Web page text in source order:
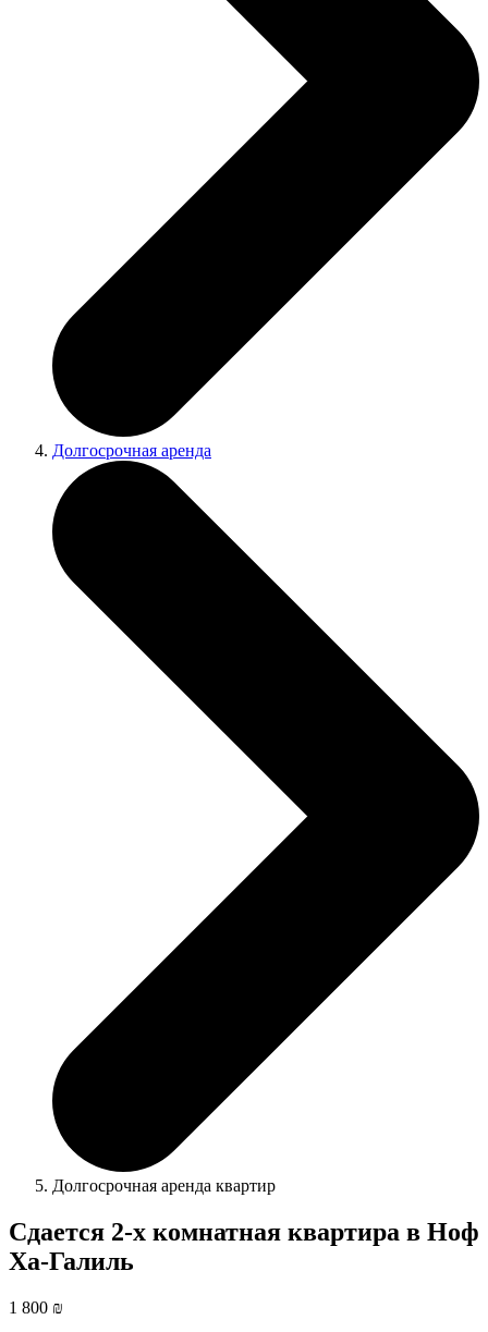
Долгосрочная аренда
Долгосрочная аренда квартир
Сдается 2-х комнатная квартира в Ноф
Ха-Галиль
1 800 ₪